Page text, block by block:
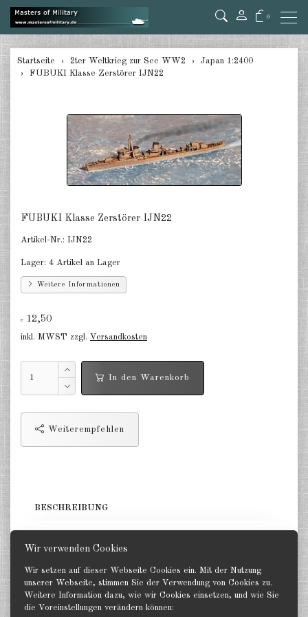
Wir verwenden Cookies
Wir setzen auf dieser Webseite Cookies ein. Mit der Nutzung
unserer Webseite, stimmen Sie der Verwendung von Cookies zu.
Weitere Information dazu, wie wir Cookies einsetzen, und wie Sie
die Voreinstellungen verändern können:
0
zurück
Italien 1:2400
Japan 1:285
Alliierte 1:285/300
Großbritannien 1:2400
Startseite 2ter Weltkrieg zur See WW2
Japan 1:2400
FUBUKI Klasse Zerstörer IJN22
FUBUKI Klasse Zerstörer IJN22
Artikel-Nr.: IJN22
Lager: 4 Artikel an Lager
Weitere Informationen
€ 12,50
inkl. MWST zzgl. Versandkosten
In den Warenkorb
Weiterempfehlen
BESCHREIBUNG
Zurück